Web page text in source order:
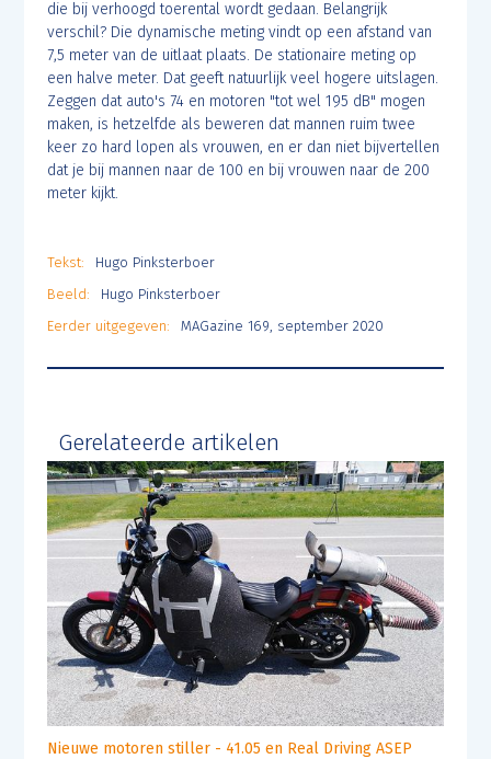
die bij verhoogd toerental wordt gedaan. Belangrijk
verschil? Die dynamische meting vindt op een afstand van
7,5 meter van de uitlaat plaats. De stationaire meting op
een halve meter. Dat geeft natuurlijk veel hogere uitslagen.
Zeggen dat auto's 74 en motoren "tot wel 195 dB" mogen
maken, is hetzelfde als beweren dat mannen ruim twee
keer zo hard lopen als vrouwen, en er dan niet bijvertellen
dat je bij mannen naar de 100 en bij vrouwen naar de 200
meter kijkt.
Tekst:
Hugo Pinksterboer
Beeld:
Hugo Pinksterboer
Eerder uitgegeven:
MAGazine 169, september 2020
Gerelateerde artikelen
Nieuwe motoren stiller - 41.05 en Real Driving ASEP